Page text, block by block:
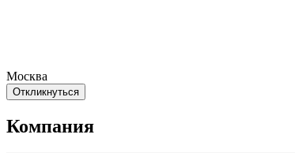
Москва
Откликнуться
Компания